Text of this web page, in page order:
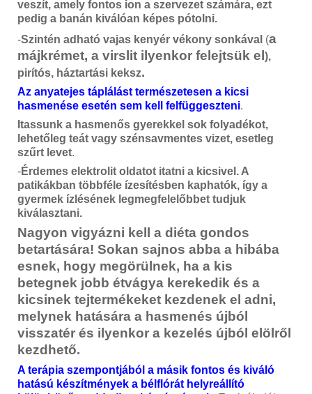
veszít, amely fontos ion a szervezet számára, ezt
pedig a banán kiválóan képes pótolni.
-Szintén adható vajas kenyér vékony sonkával (a
májkrémet, a virslit ilyenkor felejtsük el),
pirítós, háztartási keksz.
Az anyatejes táplálást természetesen a kicsi
hasmenése esetén sem kell felfüggeszteni.
Itassunk a hasmenős gyerekkel sok folyadékot,
lehetőleg teát vagy szénsavmentes vizet, esetleg
szűrt levet.
-Érdemes elektrolit oldatot itatni a kicsivel. A
patikákban többféle ízesítésben kaphatók, így a
gyermek ízlésének legmegfelelőbbet tudjuk
kiválasztani.
Nagyon vigyázni kell a diéta gondos
betartására! Sokan sajnos abba a hibába
esnek, hogy megörülnek, ha a kis
betegnek jobb étvágya kerekedik és a
kicsinek tejtermékeket kezdenek el adni,
melynek hatására a hasmenés újból
visszatér és ilyenkor a kezelés újból elölről
kezdhető.
A terápia szempontjából a másik fontos és kiváló
hatású készítmények a bélflórát helyreállító